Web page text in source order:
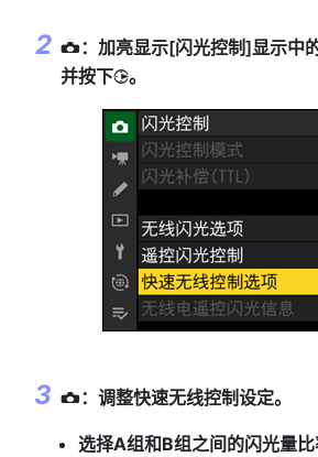
C：加亮显示[闪光控制]显示中
并按下2。
C：调整快速无线控制设定。
选择A组和B组之间的闪光量比